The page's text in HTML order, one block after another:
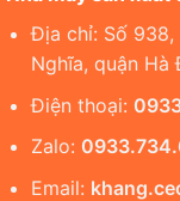
Địa chỉ: Số 938,
Nghĩa, quận Hà
Điện thoại:
Zalo:
Email: